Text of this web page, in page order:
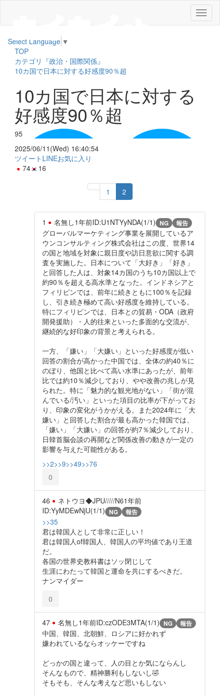
メ
ニ
Select Language ▼
TOP
カテゴリ『政治・国際関係』
10カ国で日本に対する好感度90％超
10カ国で日本に対する
好感度90％超
95
2025/06/11(Wed) 16:40:54
ツイート LINEお気に入り
74
16
1 2
1 名無し1年前ID:U1NTYyNDA(1/1) NG 報告
グローバルマーケティング事業を展開しているア
ウンコンサルティング株式会社はこの度、世界14
の国と地域を対象に親日度や訪日意欲に関する調
査を実施した。日本について「大好き」「好き」
と回答した人は、対象14カ国のうち10カ国以上で
約90％を超える高水準となった。インドネシアと
フィリピンでは、前年に続きともに100％を記録
し、引き続き極めて高い好感度を維持している。
特にフィリピンでは、日本との貿易・ODA（政府
開発援助）・人的往来といった多面的な交流が、
継続的な好印象の背景と考えられる。
一方、「嫌い」「大嫌い」といった好感度が低い
回答の割合が高かった中国では、全体の約40％に
のぼり、他国と比べて高い水準にあったが、前年
比では約10％減少しており、やや改善の兆しが見
られた。特に「魅力的な観光地がない」「街が混
んでいる/汚い」といった項目の比率が下がってお
り、印象の変化がうかがえる。また2024年に「大
嫌い」と回答した割合が最も高かった韓国では、
「嫌い」「大嫌い」の回答が約7％減少しており、
日韓首脳会談の再開など関係改善の動きが一定の
影響を与えた可能性がある。
>>2>>9>>49>>76
0
46 ネトウヨ◆JPU/////N61年前
ID:YyMDEwNjU(1/1) NG 報告
>>35
君は韓国人として非常に正しい！
君は韓国人of韓国人、韓国人の平均値であり王道
だ。
各国の世界史教科書はソッ閉じして
生涯にわたって韓国と運命を共にするべきだ。
ナンマイダー
0
47 名無し1年前ID:czODE3MTA(1/1) NG 報告
中国、韓国、北朝鮮、ロシアに好かれず
嫌われているならオッケーですね
どっかの国と違って、人の目とか気にならんし
そんなもので、精神勝利もしないし🤣
そもそも、そんな考えなど思いもしない